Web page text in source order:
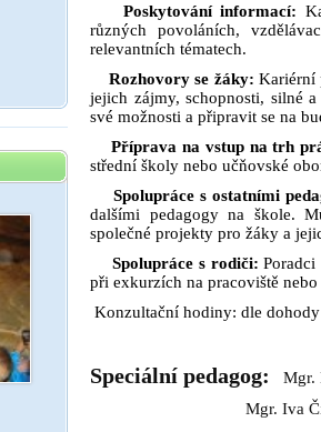
Poskytování informací:
různých povoláních,
relevantních tématech.
Rozhovory se žáky: Kariérní
jejich zájmy, schopnosti, silné
své možnosti a připravit se na
Příprava na vstup na trh
střední školy nebo učňovské
Spolupráce s ostatními
dalšími pedagogy na škole.
společné projekty pro žáky a
Spolupráce s rodiči:
při exkurzích na pracoviště
Konzultační hodiny: dle
Speciální pedagog:
Mgr.
Mgr. Iva